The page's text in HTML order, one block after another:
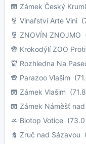
Zámek Český
Vinařství Arte Vini
ZNOVÍN ZNOJMO
Krokodýlí ZOO
Rozhledna Na
Parazoo Vlašim
Zámek Vlašim
Zámek Náměšť
Biotop Votice
Zruč nad Sázavou